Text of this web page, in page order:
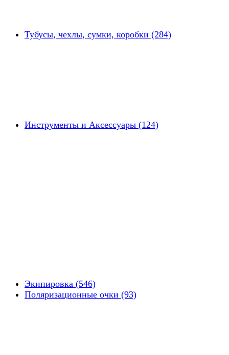
Тубусы, чехлы, сумки, коробки (284)
Инструменты и Аксессуары (124)
Экипировка (546)
Поляризационные очки (93)